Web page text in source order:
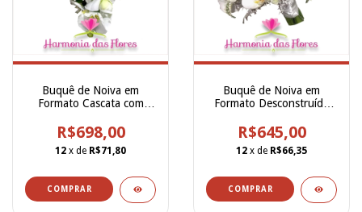
Buquê de Noiva em
Formato Cascata com
Brancas Naturais -
BN00246
R$698,00
12 x de R$71,80
Buquê de Noiva em
Formato Desconstruído
Calla, Boca de Leão,
Rosa, Fantansia, Veronica
e Eucalipto- BN00241
R$645,00
12 x de R$66,35